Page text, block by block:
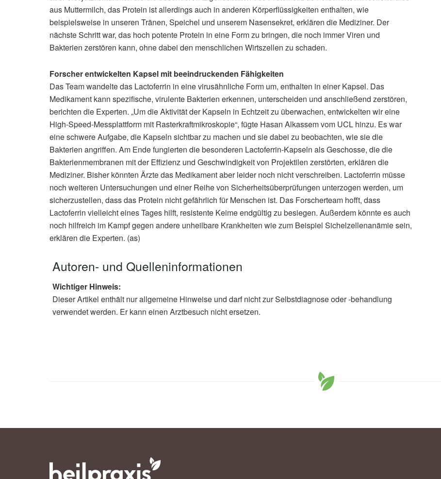
aus Muttermilch, das Protein ist allerdings auch in anderen Körperflüssigkeiten enthalten, wie
beispielsweise in unseren Tränen, Speichel und unserem Nasensekret, erklären die Mediziner. Der
nächste Schritt war, das hoch potente Protein in eine Form zu bringen, die noch immer Viren und
Bakterien zerstören kann, ohne dabei den menschlichen Wirtszellen zu schaden.
Forscher entwickelten Kapsel mit beeindruckenden Fähigkeiten
Das Team wandelte das Lactoferrin in eine virusähnliche Form um, enthalten in einer Kapsel. Das
Medikament kann spezifische, virulente Bakterien erkennen, unterscheiden und anschließend zerstören,
berichten die Experten. „Um die Aktivität der Kapseln in Echtzeit zu überwachen, entwickelten wir eine
High-Speed-Messplattform mit Rasterkraftmikroskopie“, fügte Hasan Alkassem vom UCL hinzu. Es war
eine schwere Aufgabe, die Kapseln sichtbar zu machen und sie dabei zu beobachten, wie sie die
Bakterien angriffen. Am Ende fungierten die besonderen Lactoferrin-Kapseln als Geschosse, die die
Bakterienmembranen mit der Effizienz und Geschwindigkeit von Projektilen zerstörten, erklären die
Mediziner. Bisher könnten Ärzte das Medikament aber leider noch nicht verschreiben. Lactoferrin müsse
noch weiteren Untersuchungen und einer Reihe von Sicherheitsüberprüfungen unterzogen werden, um
sicherzustellen, dass das Protein nicht gefährlich für Menschen ist. Das Forscherteam hofft, dass
Lactoferrin vielleicht eines Tages hilft, resistente Keime endgültig zu besiegen. Außerdem könnte es auch
noch hilfreich im Kampf gegen andere unheilbare Krankheiten wie zum Beispiel Sichelzellenanämie sein,
erklären die Experten. (as)
Autoren- und Quelleninformationen
Wichtiger Hinweis:
Dieser Artikel enthält nur allgemeine Hinweise und darf nicht zur Selbstdiagnose oder -behandlung
verwendet werden. Er kann einen Arztbesuch nicht ersetzen.